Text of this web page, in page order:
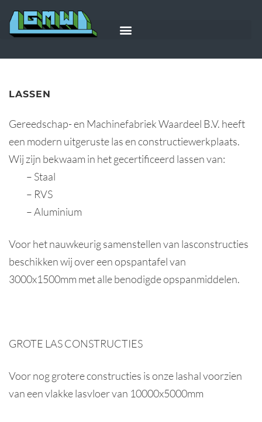
LASSEN
Gereedschap- en Machinefabriek Waardeel B.V. heeft
een modern uitgeruste las en constructiewerkplaats.
Wij zijn bekwaam in het gecertificeerd lassen van:
– Staal
– RVS
– Aluminium
Voor het nauwkeurig samenstellen van lasconstructies
beschikken wij over een opspantafel van
3000x1500mm met alle benodigde opspanmiddelen.
GROTE LAS CONSTRUCTIES
Voor nog grotere constructies is onze lashal voorzien
van een vlakke lasvloer van 10000x5000mm